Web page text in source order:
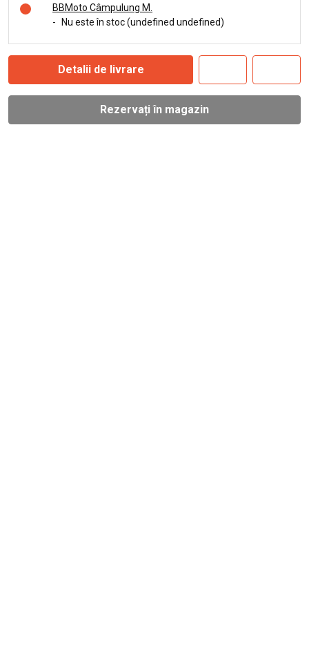
BBMoto Câmpulung M.
-
Nu este în stoc (undefined undefined)
Detalii de livrare
Rezervați în magazin